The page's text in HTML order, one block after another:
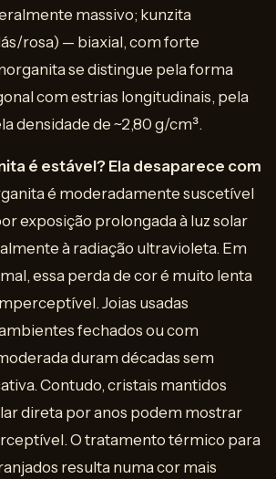
massivo; kunzita
rosa) — biaxial, com forte
se distingue pela forma
com estrias longitudinais, pela
densidade de ~2,80 g/cm³.
é estável? Ela desaparece com
é moderadamente suscetível
exposição prolongada à luz solar
à radiação ultravioleta. Em
essa perda de cor é muito lenta
Joias usadas
fechados ou com
duram décadas sem
Contudo, cristais mantidos
direta por anos podem mostrar
O tratamento térmico para
resulta numa cor mais